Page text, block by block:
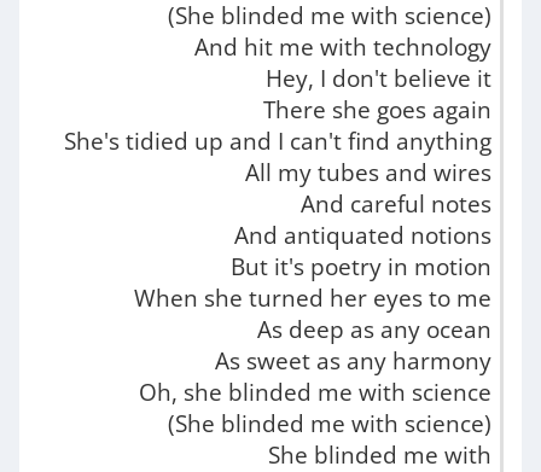
(She blinded me with science)
And hit me with technology
Hey, I don't believe it
There she goes again
She's tidied up and I can't find anything
All my tubes and wires
And careful notes
And antiquated notions
But it's poetry in motion
When she turned her eyes to me
As deep as any ocean
As sweet as any harmony
Oh, she blinded me with science
(She blinded me with science)
She blinded me with